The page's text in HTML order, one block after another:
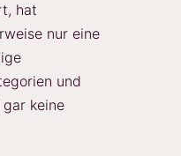
hat
nur eine
und
keine